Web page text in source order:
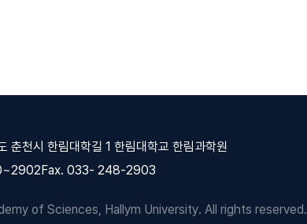
춘천시 한림대학길 1 한림대학교 한림과학원
Fax. 033- 248-2903
of Sciences, Hallym University. All rights reserved.